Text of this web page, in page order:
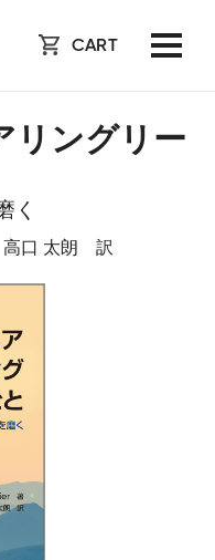
CART
リングリー
く
高口 太朗 訳